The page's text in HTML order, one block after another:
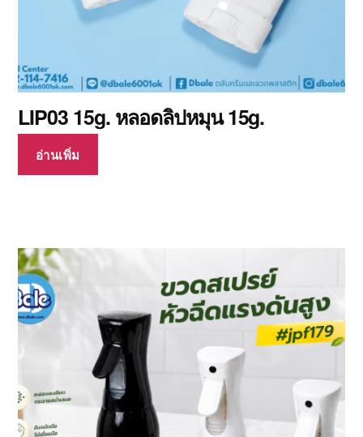
LIP03 15g. หลอดลิปหมุน 15g.
อ่านเพิ่ม